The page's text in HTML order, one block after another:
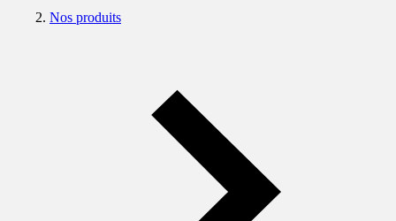
Nos produits